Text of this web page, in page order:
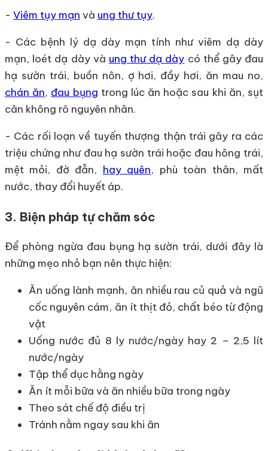
- Viêm tụy mạn và ung thư tụy.
- Các bệnh lý dạ dày mạn tính như viêm dạ dày
mạn, loét dạ dày và ung thư dạ dày có thể gây đau
hạ sườn trái, buồn nôn, ợ hơi, đầy hơi, ăn mau no,
chán ăn, đau bụng trong lúc ăn hoặc sau khi ăn, sụt
cân không rõ nguyên nhân.
- Các rối loạn về tuyến thượng thận trái gây ra các
triệu chứng như đau hạ sườn trái hoặc đau hông trái,
mệt mỏi, đờ đẫn, hay quên, phù toàn thân, mất
nước, thay đổi huyết áp.
3. Biện pháp tự chăm sóc
Để phòng ngừa đau bụng hạ sườn trái, dưới đây là
những mẹo nhỏ bạn nên thực hiện:
Ăn uống lành mạnh, ăn nhiều rau củ quả và ngũ
cốc nguyên cám, ăn ít thịt đỏ, chất béo từ động
vật
Uống nước đủ 8 ly nước/ngày hay 2 – 2,5 lít
nước/ngày
Tập thể dục hằng ngày
Ăn ít mỗi bữa và ăn nhiều bữa trong ngày
Theo sát chế độ điều trị
Tránh nằm ngay sau khi ăn